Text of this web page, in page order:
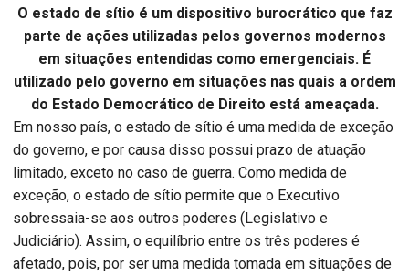
O estado de sítio é um dispositivo burocrático que faz
parte de ações utilizadas pelos governos modernos
em situações entendidas como emergenciais. É
utilizado pelo governo em situações nas quais a ordem
do Estado Democrático de Direito está ameaçada.
Em nosso país, o estado de sítio é uma medida de exceção
do governo, e por causa disso possui prazo de atuação
limitado, exceto no caso de guerra. Como medida de
exceção, o estado de sítio permite que o Executivo
sobressaia-se aos outros poderes (Legislativo e
Judiciário). Assim, o equilíbrio entre os três poderes é
afetado, pois, por ser uma medida tomada em situações de